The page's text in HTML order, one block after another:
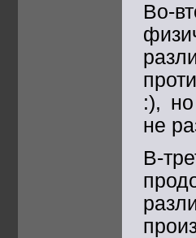
Во-
:),
не
В-